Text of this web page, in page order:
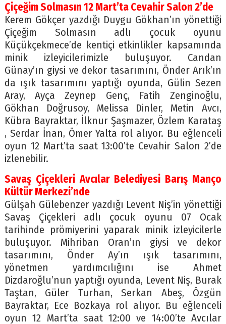
Çiçeğim Solmasın 12 Mart’ta Cevahir Salon 2’de
Kerem Gökçer yazdığı Duygu Gökhan’ın yönettiği
Çiçeğim Solmasın adlı çocuk oyunu
Küçükçekmece’de kentiçi etkinlikler kapsamında
minik izleyicilerimizle buluşuyor. Candan
Günay’ın giysi ve dekor tasarımını, Önder Arık’ın
da ışık tasarımını yaptığı oyunda, Gülin Sezen
Aray, Ayça Zeynep Genç, Fatih Zenginoğlu,
Gökhan Doğrusoy, Melissa Dinler, Metin Avcı,
Kübra Bayraktar, İlknur Şaşmazer, Özlem Karataş
, Serdar İnan, Ömer Yalta rol alıyor. Bu eğlenceli
oyun 12 Mart’ta saat 13:00’te Cevahir Salon 2’de
izlenebilir.
Savaş Çiçekleri Avcılar Belediyesi Barış Manço
Kültür Merkezi’nde
Gülşah Gülebenzer yazdığı Levent Niş’in yönettiği
Savaş Çiçekleri adlı çocuk oyunu 07 Ocak
tarihinde prömiyerini yaparak minik izleyicilerle
buluşuyor. Mihriban Oran’ın giysi ve dekor
tasarımını, Önder Ay’ın ışık tasarımını,
yönetmen yardımcılığını ise Ahmet
Dizdaroğlu’nun yaptığı oyunda, Levent Niş, Burak
Taştan, Güler Turhan, Serkan Abeş, Özgün
Bayraktar, Ece Bozkaya rol alıyor. Bu eğlenceli
oyun 12 Mart’ta saat 12:00 ve 14:00’te Avcılar